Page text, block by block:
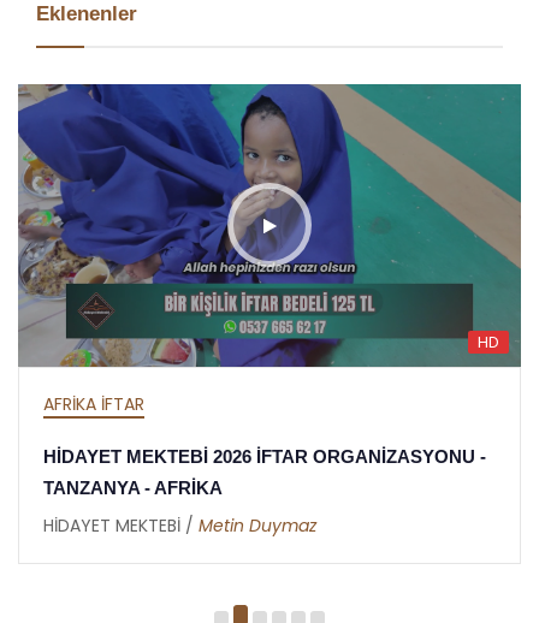
Eklenenler
HD
AFRİKA İFTAR
HİDAYET MEKTEBİ 2026 İFTAR ORGANİZASYONU -
TANZANYA - AFRİKA
HİDAYET MEKTEBİ / Metin Duymaz